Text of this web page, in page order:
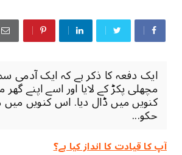
ایک دفعہ کا ذکر ہے کہ ایک آدمی
مچھلی پکڑ کے لایا اور اسے اپنے
کنویں میں ڈال دیا. اس کنویں
حکو...
آپ کا قیادت کا انداز کیا ہے؟